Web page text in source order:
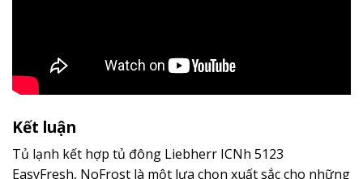
Kết luận
Tủ lạnh kết hợp tủ đông Liebherr ICNh 5123
EasyFresh, NoFrost là một lựa chọn xuất sắc cho những